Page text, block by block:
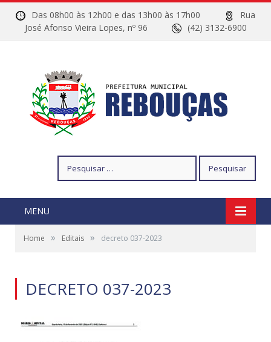
Das 08h00 às 12h00 e das 13h00 às 17h00
Rua
José Afonso Vieira Lopes, nº 96
(42) 3132-6900
por:
MENU
Home » Editais » decreto 037-2023
DECRETO 037-2023